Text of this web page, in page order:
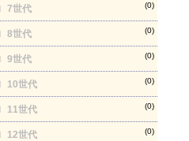
7世代 (0)
8世代 (0)
9世代 (0)
10世代 (0)
11世代 (0)
12世代 (0)